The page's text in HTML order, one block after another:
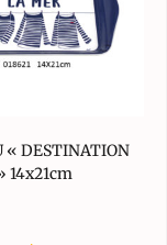
« DESTINATION
14x21cm